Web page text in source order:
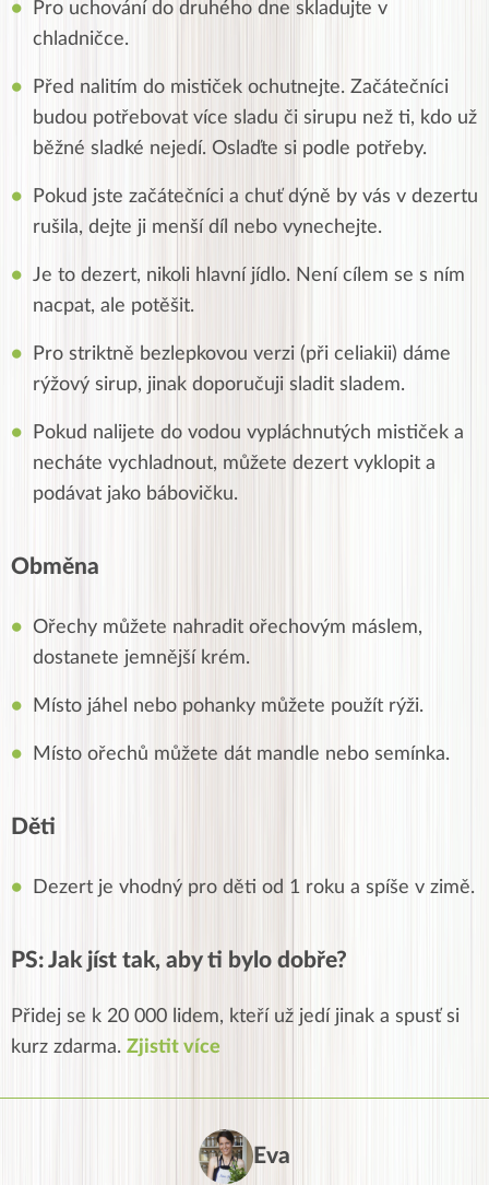
Pro uchování do druhého dne skladujte v
chladničce.
Před nalitím do mističek ochutnejte. Začátečníci
budou potřebovat více sladu či sirupu než ti, kdo už
běžné sladké nejedí. Oslaďte si podle potřeby.
Pokud jste začátečníci a chuť dýně by vás v dezertu
rušila, dejte ji menší díl nebo vynechejte.
Je to dezert, nikoli hlavní jídlo. Není cílem se s ním
nacpat, ale potěšit.
Pro striktně bezlepkovou verzi (při celiakii) dáme
rýžový sirup, jinak doporučuji sladit sladem.
Pokud nalijete do vodou vypláchnutých mističek a
necháte vychladnout, můžete dezert vyklopit a
podávat jako bábovičku.
Obměna
Ořechy můžete nahradit ořechovým máslem,
dostanete jemnější krém.
Místo jáhel nebo pohanky můžete použít rýži.
Místo ořechů můžete dát mandle nebo semínka.
Děti
Dezert je vhodný pro děti od 1 roku a spíše v zimě.
PS: Jak jíst tak, aby ti bylo dobře?
Přidej se k 20 000 lidem, kteří už jedí jinak a spusť si
kurz zdarma. Zjistit více
Eva